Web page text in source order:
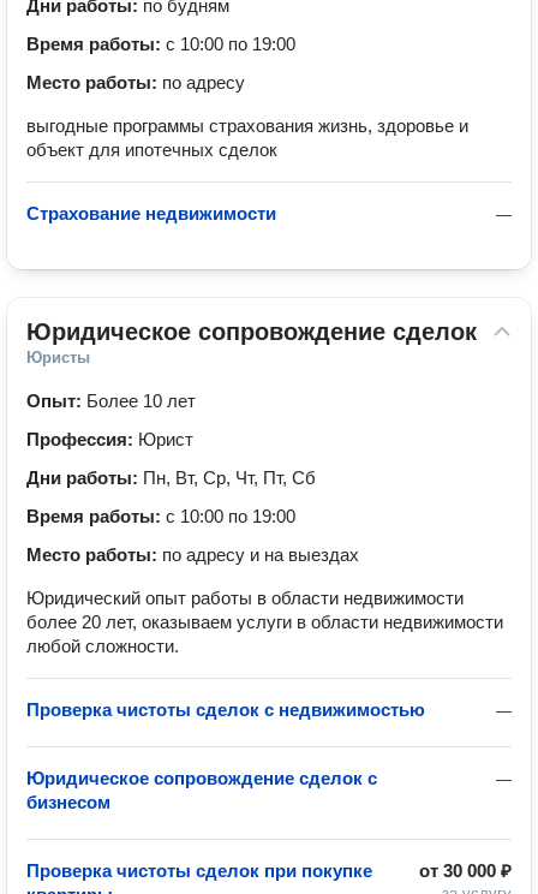
Дни работы: по будням
Время работы: с 10:00 по 19:00
Место работы: по адресу
выгодные программы страхования жизнь, здоровье и
объект для ипотечных сделок
—
Страхование недвижимости
Юридическое сопровождение сделок
Юристы
Опыт: Более 10 лет
Профессия: Юрист
Дни работы: Пн, Вт, Ср, Чт, Пт, Сб
Время работы: с 10:00 по 19:00
Место работы: по адресу и на выездах
Юридический опыт работы в области недвижимости
более 20 лет, оказываем услуги в области недвижимости
любой сложности.
—
Проверка чистоты сделок с недвижимостью
—
Юридическое сопровождение сделок с
бизнесом
от 30 000 ₽
Проверка чистоты сделок при покупке